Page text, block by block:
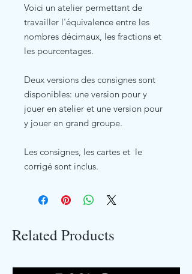
Voici un atelier permettant de
travailler l'équivalence entre les
nombres décimaux, les fractions et
les pourcentages.
Deux versions des consignes sont
disponibles: une version pour y
jouer en atelier et une version pour
y jouer en grand groupe.
Les consignes, les cartes et le
corrigé sont inclus.
Related Products